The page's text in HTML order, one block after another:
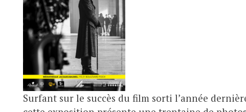
Surfant sur le succès du film sorti l’année